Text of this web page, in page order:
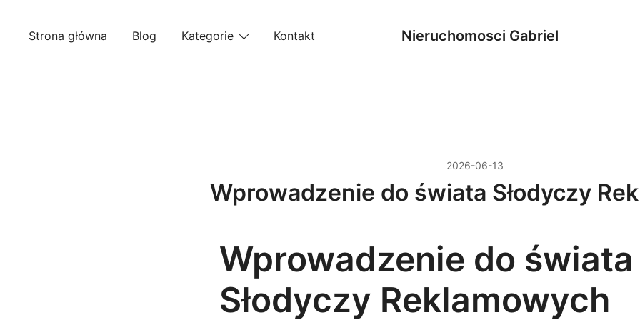
Strona główna Blog Kategorie Kontakt Nieruchomosci Gabriel
2026-06-13
Wprowadzenie do świata Słodyczy
Wprowadzenie do świata
Słodyczy Reklamowych